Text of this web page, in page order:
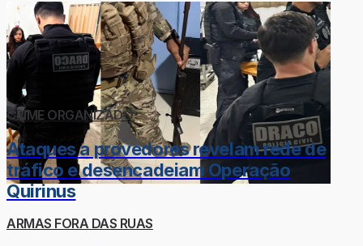
CRIME ORGANIZADO
Ataques a provedores revelam rede de
tráfico e desencadeiam Operação
Quirinus
ARMAS FORA DAS RUAS